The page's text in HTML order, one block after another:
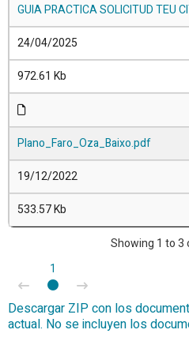
GUIA PRACTICA SOLICITUD TEU
24/04/2025
972.61 Kb
Plano_Faro_Oza_Baixo.pdf
19/12/2022
533.57 Kb
Showing 1 to 3
1
Descargar ZIP con los
actual. No se incluyen los